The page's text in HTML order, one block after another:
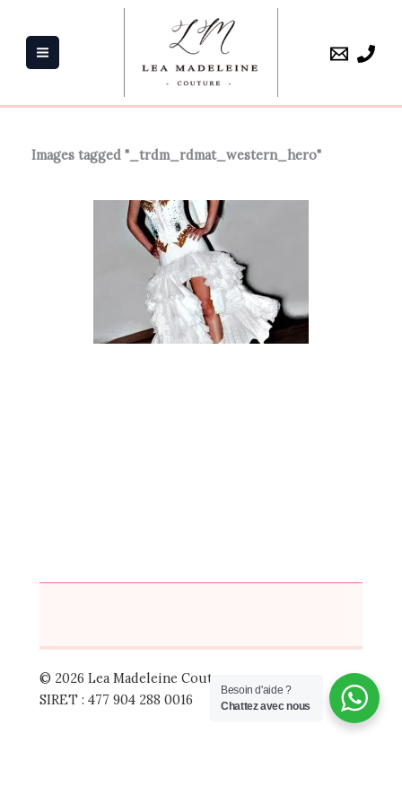
contenu
Images tagged "_trdm_rdmat_western_hero"
© 2026 Lea Madeleine Couture
SIRET : 477 904 288 0016
Besoin d'aide ?
Chattez avec nous